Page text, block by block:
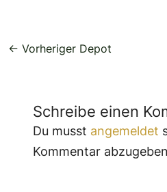
← Vorheriger Depot
Schreibe einen
Du musst angemeldet
Kommentar